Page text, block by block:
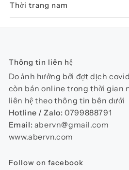
Thời trang nam
Thông tin liên hệ
Do ảnh hưởng bởi đợt dịch
còn bán online trong thời gian
liên hệ theo thông tin bên dưới
Hotline / Zalo:0799888791
Email: abervn@gmail.com
www.abervn.com
Follow on facebook